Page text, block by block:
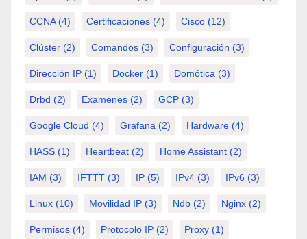
CCNA(4) Certificaciones (4) Cisco (12)
Clúster (2) Comandos (3) Configuración (3)
Dirección IP (1) Docker (1) Domótica (3)
Drbd (2) Examenes (2) GCP (3)
Google Cloud (4) Grafana (2) Hardware (4)
HASS (1) Heartbeat (2) Home Assistant (2)
IAM (3) IFTTT (3) IP (5) IPv4 (3) IPv6 (3)
Linux (10) Movilidad IP (3) Ndb (2) Nginx (2)
Permisos (4) Protocolo IP (2) Proxy (1)